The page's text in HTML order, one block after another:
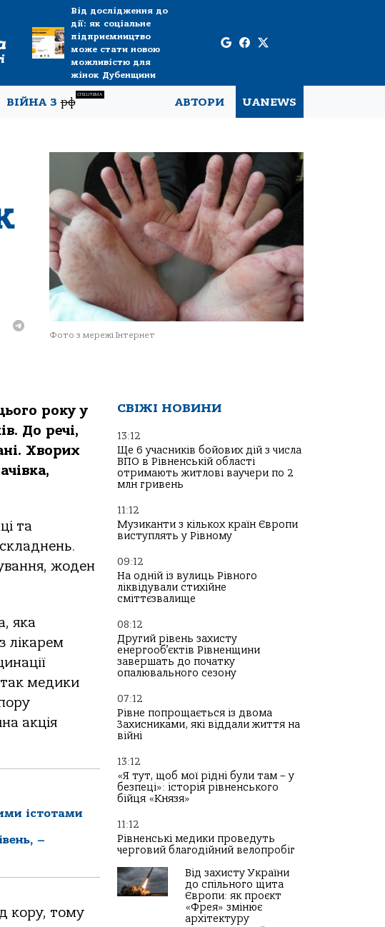
Від дослідження до
дії: як соціальне
підприємництво
може стати новою
можливістю для
жінок Дубенщини
ВІЙНА Зрф
СПЕЦТЕМА
АВТОРИ UANEWS
Фото з мережі Інтернет
року у
До речі,
Хворих
та
жоден
яка
лікарем
медики
акція
істотами
–
кору, тому
СВІЖІ НОВИНИ
13:12
Ще 6 учасників бойових дій з числа
ВПО в Рівненській області
отримають житлові ваучери по 2
млн гривень
11:12
Музиканти з кількох країн Європи
виступлять у Рівному
09:12
На одній із вулиць Рівного
ліквідували стихійне
сміттєзвалище
08:12
Другий рівень захисту
енергооб’єктів Рівненщини
завершать до початку
опалювального сезону
07:12
Рівне попрощається із двома
Захисниками, які віддали життя на
війні
13:12
«Я тут, щоб мої рідні були там – у
безпеці»: історія рівненського
бійця «Князя»
11:12
Рівненські медики проведуть
черговий благодійний велопробіг
Від захисту України
до спільного щита
Європи: як проєкт
«Фрея» змінює
архітектуру